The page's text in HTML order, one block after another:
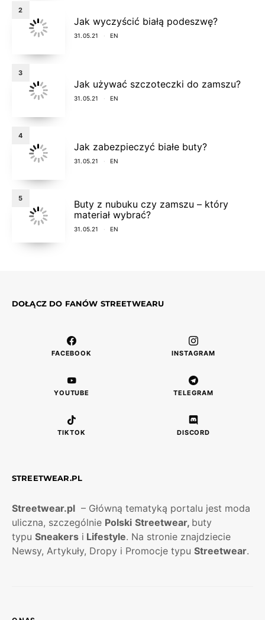
2
Jak wyczyścić białą podeszwę?
31.05.21 EN
3
Jak używać szczoteczki do zamszu?
31.05.21 EN
4
Jak zabezpieczyć białe buty?
31.05.21 EN
5
Buty z nubuku czy zamszu – który
materiał wybrać?
31.05.21 EN
DOŁĄCZ DO FANÓW STREETWEARU
FACEBOOK INSTAGRAM
YOUTUBE TELEGRAM
TIKTOK DISCORD
STREETWEAR.PL
Streetwear.pl – Główną tematyką portalu jest moda
uliczna, szczególnie Polski Streetwear, buty
typu Sneakers i Lifestyle. Na stronie znajdziecie
Newsy, Artykuły, Dropy i Promocje typu Streetwear.